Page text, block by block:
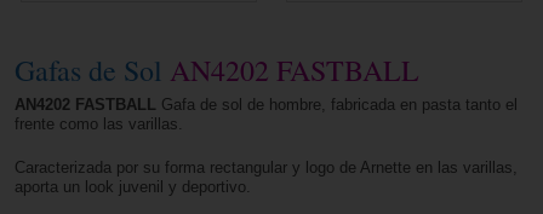
Gafas de Sol AN4202 FASTBALL
AN4202 FASTBALL Gafa de sol de hombre, fabricada en pasta tanto el
frente como las varillas.
Caracterizada por su forma rectangular y logo de Arnette en las varillas,
aporta un look juvenil y deportivo.